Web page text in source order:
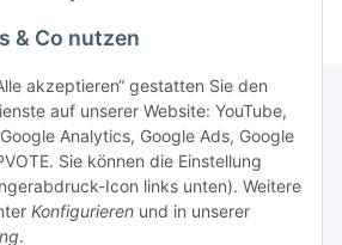
& Co nutzen
akzeptieren“ gestatten Sie den
auf unserer Website: YouTube,
Analytics, Google Ads, Google
Sie können die Einstellung
Icon links unten). Weitere
Konfigurieren und in unserer
.
Abonnieren
Sie mir entsprechend Ihrer
regelmäßig und jederzeit widerruflich